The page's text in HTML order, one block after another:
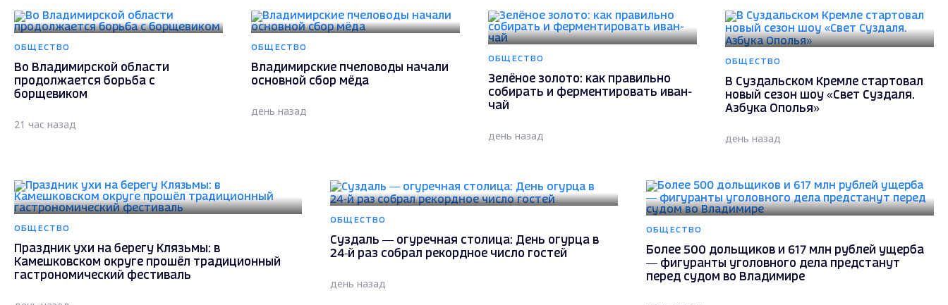
ОБЩЕСТВО
Во Владимирской области
продолжается борьба с
борщевиком
21 час назад
ОБЩЕСТВО
Владимирские пчеловоды начали
основной сбор мёда
день назад
ОБЩЕСТВО
Зелёное золото: как правильно
собирать и ферментировать иван-
чай
день назад
ОБЩЕСТВО
В Суздальском Кремле стартовал
новый сезон шоу «Свет Суздаля.
Азбука Ополья»
день назад
ОБЩЕСТВО
Праздник ухи на берегу Клязьмы: в
Камешковском округе прошёл традиционный
гастрономический фестиваль
ОБЩЕСТВО
Суздаль — огуречная столица: День огурца в
24‑й раз собрал рекордное число гостей
день назад
ОБЩЕСТВО
Более 500 дольщиков и 617 млн рублей ущерба
— фигуранты уголовного дела предстанут
перед судом во Владимире